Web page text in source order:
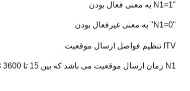
"N1=1 به معنی فعال بودن
"N1=0" به معنی غیرفعال بودن
ITV تنظیم فواصل ارسال موقعیت
N1 زمان ارسال موقعیت می باشد که بین 15 تا 3600 ثانیه قابل تغییر است